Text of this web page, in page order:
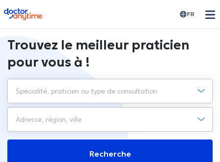
doctoranytime FR
Trouvez le meilleur praticien
pour vous à !
Recherche